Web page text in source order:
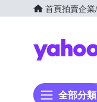
首頁拍賣企
全部分類